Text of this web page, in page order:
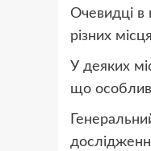
Очевидці в
різних
У деяких
що